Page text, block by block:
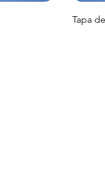
Tapa